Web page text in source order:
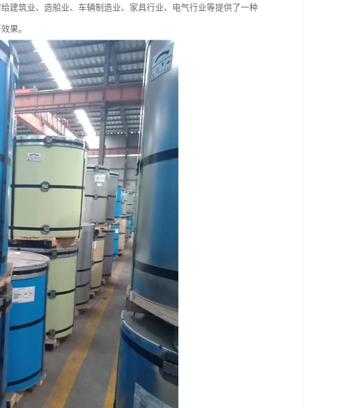
建筑业、造船业、车辆制造业、家具行业、电气行业等提供了一种
果。